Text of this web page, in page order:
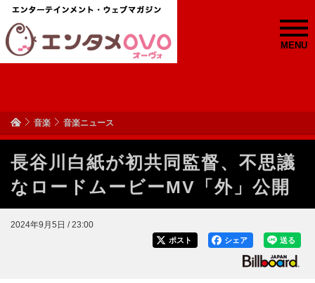
MENU
音楽 音楽ニュース
長谷川白紙が初共同監督、不思議
なロードムービーMV「外」公開
2024年9月5日 / 23:00
送る
シェア
ポスト